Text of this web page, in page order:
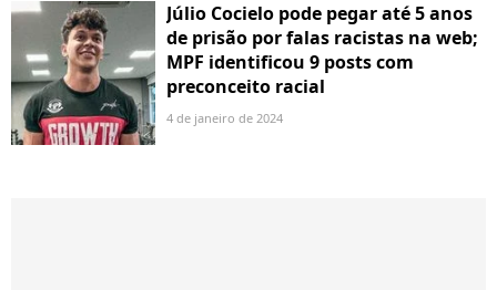
Júlio Cocielo pode pegar até 5 anos
de prisão por falas racistas na web;
MPF identificou 9 posts com
preconceito racial
4 de janeiro de 2024